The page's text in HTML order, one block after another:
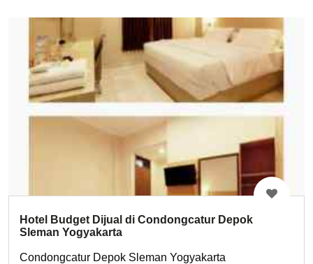
Hotel Budget Dijual di Condongcatur Depok
Sleman Yogyakarta
Condongcatur Depok Sleman Yogyakarta